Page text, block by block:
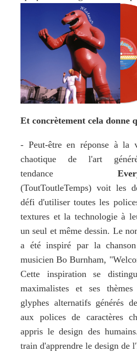
Et concrètement cela donne
- Peut-être en réponse à la
chaotique de l'art
tendance
(ToutToutleTemps) voit les
défi d'utiliser toutes les
textures et la technologie à
un seul et même dessin. Le
a été inspiré par la
musicien Bo Burnham,
Cette inspiration se
maximalistes et ses
glyphes alternatifs générés
aux polices de caractères
appris le design des
train d'apprendre le design de